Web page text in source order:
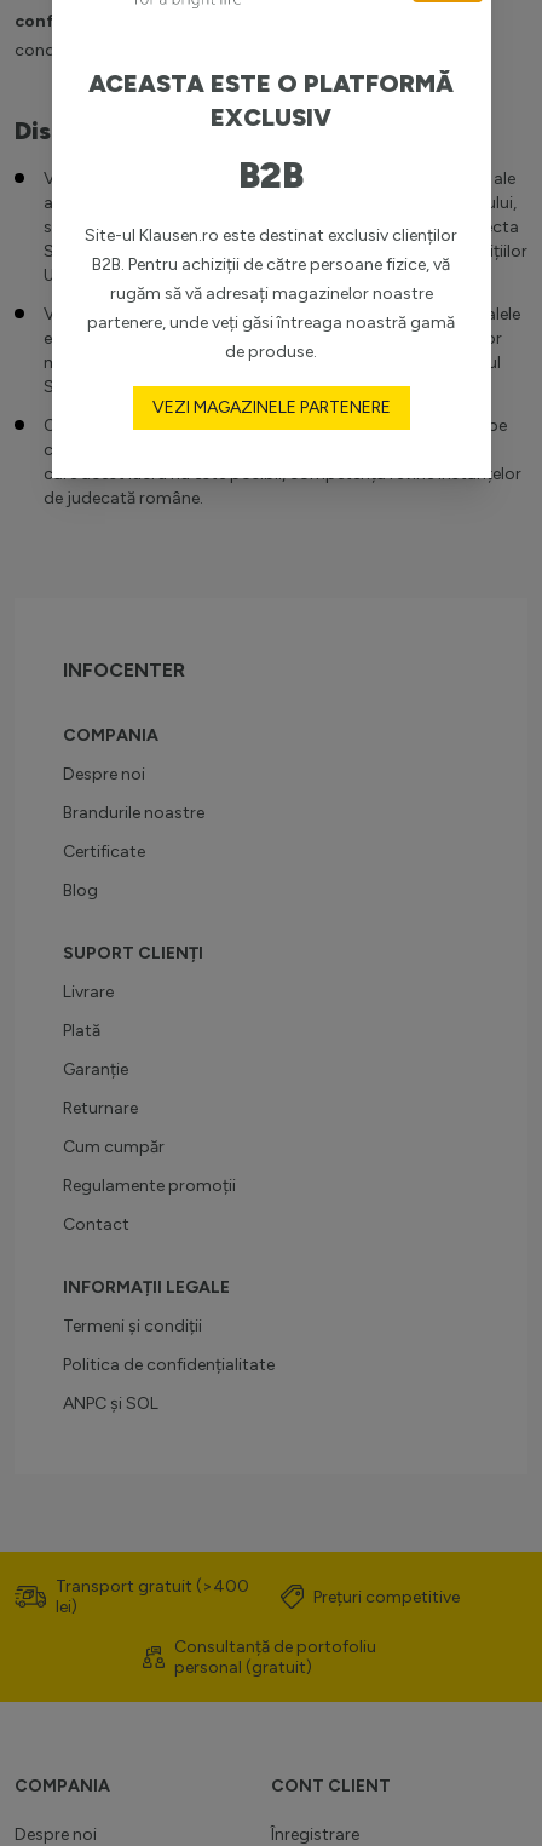
ACEASTA ESTE O PLATFORMĂ
EXCLUSIV
B2B
Site-ul Klausen.ro este destinat exclusiv clienților
B2B. Pentru achiziții de către persoane fizice, vă
rugăm să vă adresați magazinelor noastre
partenere, unde veți găsi întreaga noastră gamă
de produse.
VEZI MAGAZINELE PARTENERE
confidențialitate
condițiilor.
Dispoziții finale
Vânzătorul își rezervă dreptul de a efectua orice modificări ale
acestor prevederi, precum si orice modificări asupra Site-ului,
structurii acestuia sau orice alte modificări ce ar putea afecta
Site-ul, urmând sa notifice modificarea termenilor si condițiilor
Utilizatorului sau Clientului.
Vânzătorul nu va putea fi făcut responsabil pentru eventualele
erori apărute pe Site din orice cauză, inclusiv din cauza unor
modificări sau setări care nu sunt făcute de administratorul
Site-ului.
Orice conflict apărut între Client și Vânzător va fi rezolvat pe
cale amiabilă prin înțelegere între cele două părți. În cazul în
care acest lucru nu este posibil, competența revine instanțelor
de judecată române.
INFOCENTER
COMPANIA
Despre noi
Brandurile noastre
Certificate
Blog
SUPORT CLIENȚI
Livrare
Plată
Garanție
Returnare
Cum cumpăr
Regulamente promoții
Contact
INFORMAȚII LEGALE
Termeni și condiții
Politica de confidențialitate
ANPC și SOL
Transport gratuit (>400
lei)
Prețuri competitive
Consultanță de portofoliu
personal (gratuit)
COMPANIA
Despre noi
CONT CLIENT
Înregistrare